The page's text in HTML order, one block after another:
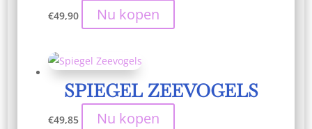
€49,90 Nu kopen
SPIEGEL ZEEVOGELS
€49,85 Nu kopen